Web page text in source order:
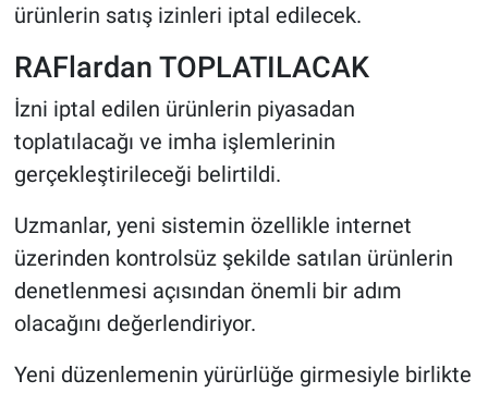
ürünlerin satış izinleri iptal edilecek.
RAFlardan TOPLATILACAK
İzni iptal edilen ürünlerin piyasadan
toplatılacağı ve imha işlemlerinin
gerçekleştirileceği belirtildi.
Uzmanlar, yeni sistemin özellikle internet
üzerinden kontrolsüz şekilde satılan ürünlerin
denetlenmesi açısından önemli bir adım
olacağını değerlendiriyor.
Yeni düzenlemenin yürürlüğe girmesiyle birlikte